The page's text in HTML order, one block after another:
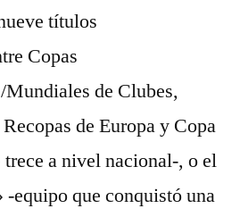
títulos
Copas
de Clubes,
de Europa y Copa
a nivel nacional-, o el
equipo que conquistó una